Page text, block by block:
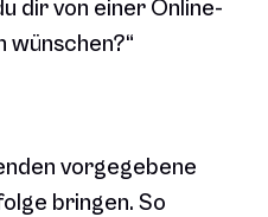
dir von einer Online-
vorgegebene
bringen. So